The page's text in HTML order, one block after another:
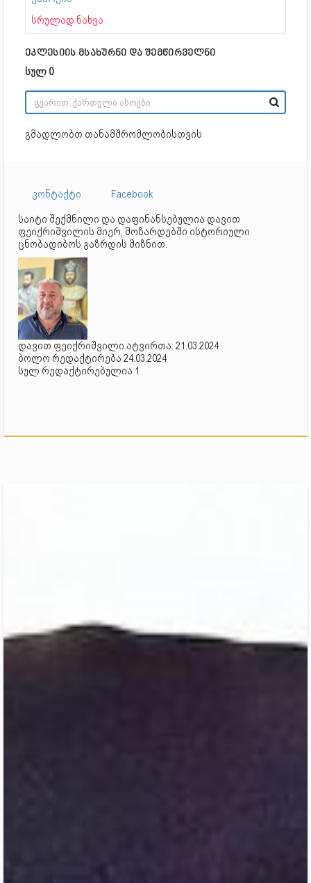
სრულად ნახვა
ეკლესიის მსახურნი და შემწირველნი
სულ 0
გმადლობთ თანამშრომლობისთვის
კონტაქტი
Facebook
საიტი შექმნილი და დაფინანსებულია დავით
ფეიქრიშვილის მიერ, მოზარდებში ისტორიული
ცნობადიბოს გაზრდის მიზნით.
დავით ფეიქრიშვილი ატვირთა: 21.03.2024
ბოლო რედაქტირება 24.03.2024
სულ რედაქტირებულია 1